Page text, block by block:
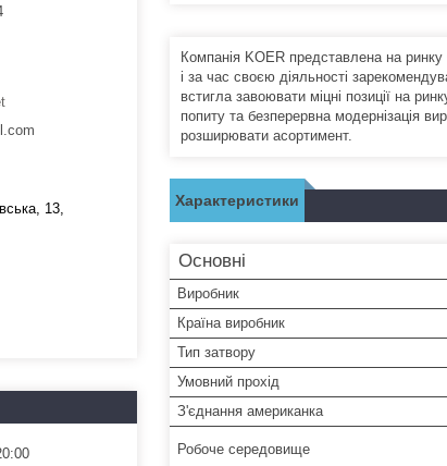
Компанія KOER представлена на
і за час своєю діяльності
встигла завоювати міцні позиції на
попиту та безперервна модернізація
розширювати асортимент.
Характеристики
Основні
Виробник
Країна виробник
Тип затвору
Умовний прохід
З'єднання американка
Робоче середовище
13,